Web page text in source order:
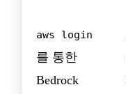
aws login
를 통한
Bedrock